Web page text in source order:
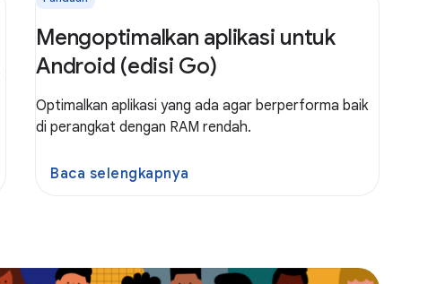
Mengoptimalkan aplikasi untuk
Android (edisi Go)
Optimalkan aplikasi yang ada agar berperforma baik
di perangkat dengan RAM rendah.
Baca selengkapnya